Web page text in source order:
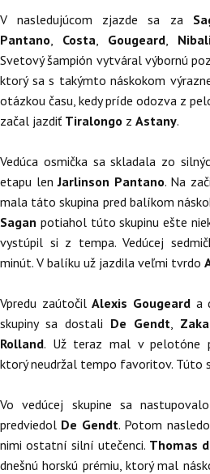
V nasledujúcom zjazde sa za
Pantano
Costa Gougeard
Svetový šampión vytváral výbornú
ktorý sa s takýmto náskokom
otázkou času, kedy príde odozva z
začal jazdiť Tiralongo z Astany.
Vedúca osmička sa skladala zo
etapu lenJarlinson Pantano. Na
mala táto skupina pred balíkom
Sagan potiahol túto skupinu ešte
vystúpil si z tempa. Vedúcej
minút. V balíku už jazdila veľmi tvrdo
Vpredu zaútočilAlexis Gougearda
skupiny sa dostali De Gendt
Rolland. Už teraz mal v pelotóne
ktorý neudržal tempo favoritov. Túto
Vo vedúcej skupine sa
predviedol De Gendt. Potom
nimi ostatní silní utečenci. Thomas
dnešnú horskú prémiu, ktorý mal